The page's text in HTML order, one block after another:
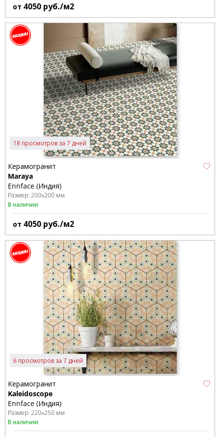
от 4050 руб./м2
18 просмотров за 7 дней
Керамогранит
Maraya
Ennface (Индия)
Размер: 200x200 мм
В наличии
от 4050 руб./м2
6 просмотров за 7 дней
Керамогранит
Kaleidoscope
Ennface (Индия)
Размер: 220x250 мм
В наличии